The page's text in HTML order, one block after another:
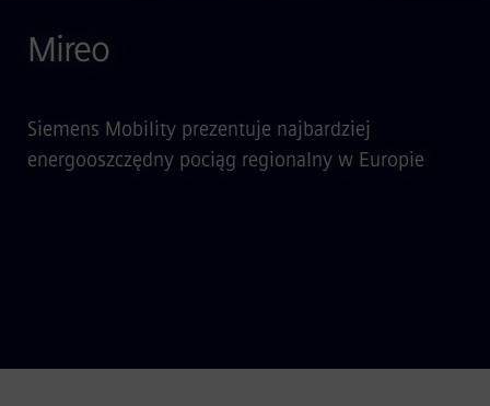
Mireo
Siemens Mobility prezentuje najbardziej
energooszczędny pociąg regionalny w Europie